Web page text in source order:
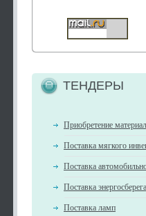
ТЕНДЕРЫ
Приобретение
Поставка мягкого
Поставка
Поставка
Поставка ламп